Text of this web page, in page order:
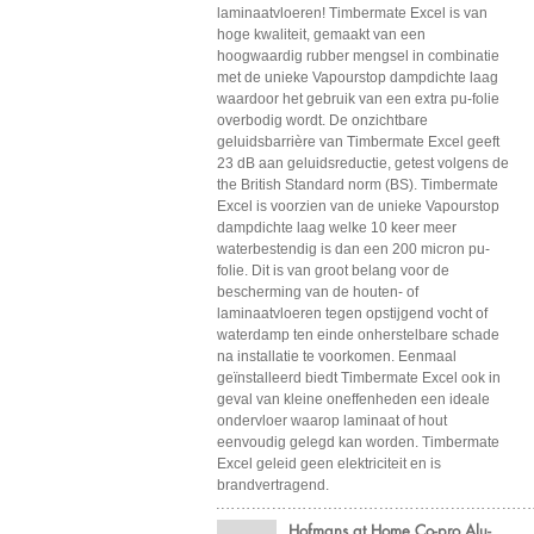
laminaatvloeren! Timbermate Excel is van
hoge kwaliteit, gemaakt van een
hoogwaardig rubber mengsel in combinatie
met de unieke Vapourstop dampdichte laag
waardoor het gebruik van een extra pu-folie
overbodig wordt. De onzichtbare
geluidsbarrière van Timbermate Excel geeft
23 dB aan geluidsreductie, getest volgens de
the British Standard norm (BS). Timbermate
Excel is voorzien van de unieke Vapourstop
dampdichte laag welke 10 keer meer
waterbestendig is dan een 200 micron pu-
folie. Dit is van groot belang voor de
bescherming van de houten- of
laminaatvloeren tegen opstijgend vocht of
waterdamp ten einde onherstelbare schade
na installatie te voorkomen. Eenmaal
geïnstalleerd biedt Timbermate Excel ook in
geval van kleine oneffenheden een ideale
ondervloer waarop laminaat of hout
eenvoudig gelegd kan worden. Timbermate
Excel geleid geen elektriciteit en is
brandvertragend.